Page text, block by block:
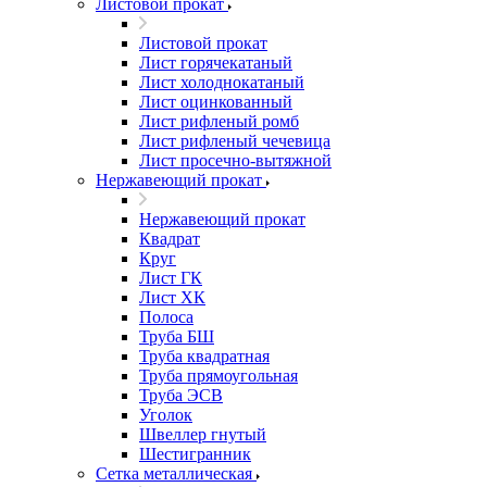
Листовой прокат
Листовой прокат
Лист горячекатаный
Лист холоднокатаный
Лист оцинкованный
Лист рифленый ромб
Лист рифленый чечевица
Лист просечно-вытяжной
Нержавеющий прокат
Нержавеющий прокат
Квадрат
Круг
Лист ГК
Лист ХК
Полоса
Труба БШ
Труба квадратная
Труба прямоугольная
Труба ЭСВ
Уголок
Швеллер гнутый
Шестигранник
Сетка металлическая